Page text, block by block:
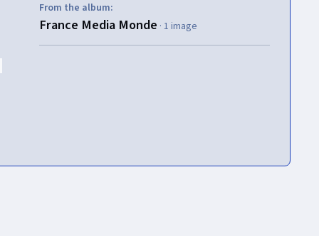
From the album:
France Media Monde · 1 image